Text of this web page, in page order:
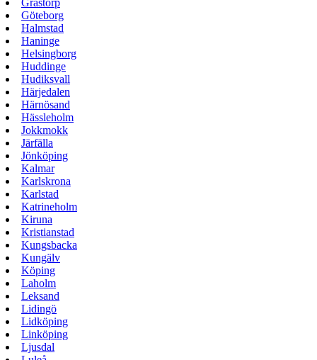
Grästorp
Göteborg
Halmstad
Haninge
Helsingborg
Huddinge
Hudiksvall
Härjedalen
Härnösand
Hässleholm
Jokkmokk
Järfälla
Jönköping
Kalmar
Karlskrona
Karlstad
Katrineholm
Kiruna
Kristianstad
Kungsbacka
Kungälv
Köping
Laholm
Leksand
Lidingö
Lidköping
Linköping
Ljusdal